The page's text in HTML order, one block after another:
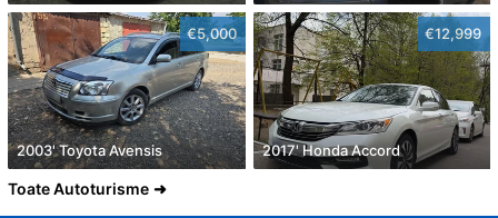
€5,000
2003' Toyota Avensis
€12,999
2017' Honda Accord
Toate Autoturisme